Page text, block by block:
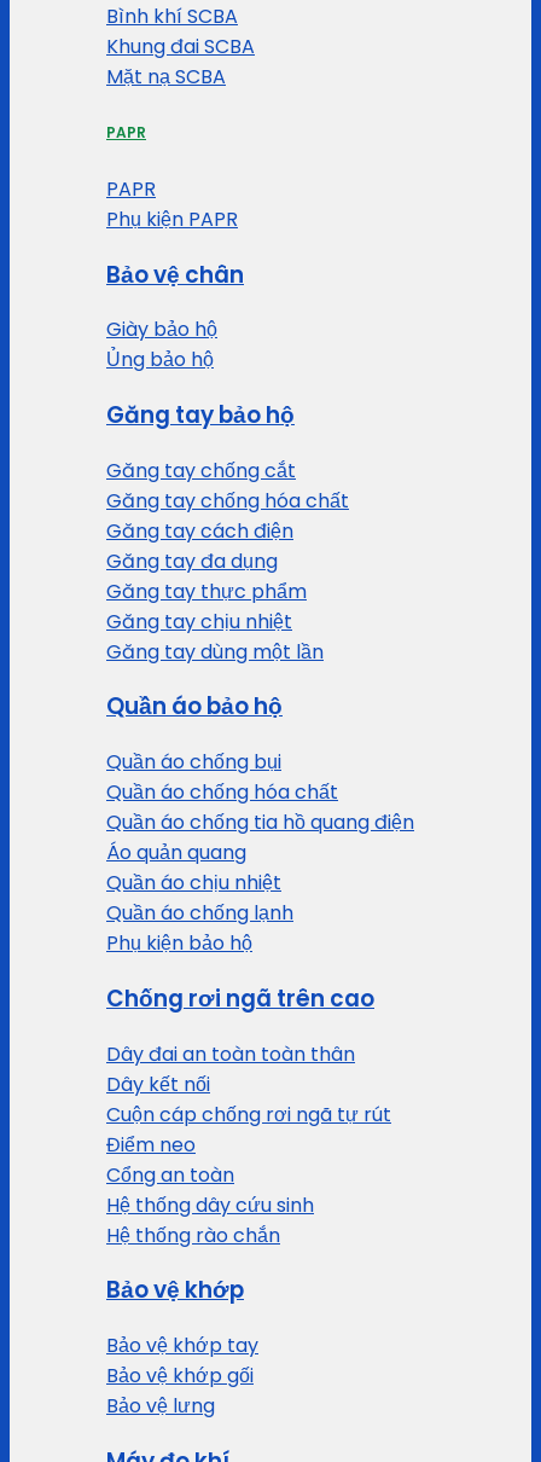
Bình khí SCBA
Khung đai SCBA
Mặt nạ SCBA
PAPR
PAPR
Phụ kiện PAPR
Bảo vệ chân
Giày bảo hộ
Ủng bảo hộ
Găng tay bảo hộ
Găng tay chống cắt
Găng tay chống hóa chất
Găng tay cách điện
Găng tay đa dụng
Găng tay thực phẩm
Găng tay chịu nhiệt
Găng tay dùng một lần
Quần áo bảo hộ
Quần áo chống bụi
Quần áo chống hóa chất
Quần áo chống tia hồ quang điện
Áo quản quang
Quần áo chịu nhiệt
Quần áo chống lạnh
Phụ kiện bảo hộ
Chống rơi ngã trên cao
Dây đai an toàn toàn thân
Dây kết nối
Cuộn cáp chống rơi ngã tự rút
Điểm neo
Cổng an toàn
Hệ thống dây cứu sinh
Hệ thống rào chắn
Bảo vệ khớp
Bảo vệ khớp tay
Bảo vệ khớp gối
Bảo vệ lưng